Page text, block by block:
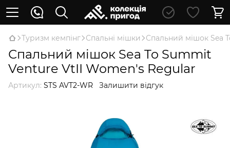
Туризм кемпінг Спальні мішки Спальний мішок Sea
Спальний мішок Sea To Summit
Venture VtII Women's Regular
Артикул: STS AVT2-WR Залишити відгук